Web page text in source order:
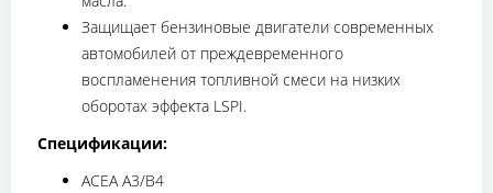
Защищает бензиновые двигатели современных
автомобилей от преждевременного
воспламенения топливной смеси на низких
оборотах эффекта LSPI.
Спецификации:
ACEA A3/B4